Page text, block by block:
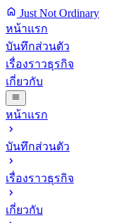
Just Not Ordinary
หน้าแรก
บันทึกส่วนตัว
เรื่องราวธุรกิจ
เกี่ยวกับ
หน้าแรก
บันทึกส่วนตัว
เรื่องราวธุรกิจ
เกี่ยวกับ